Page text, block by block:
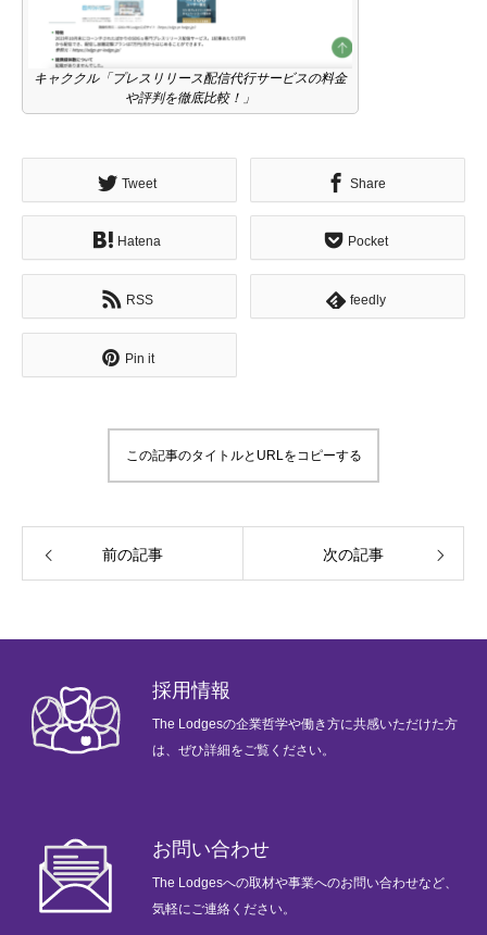
ホーム
メッセージ
企業哲学
サービス
採用情報
ブログ
プライバシーポリシー
メッセージ 企業哲学
キャククル「プレスリリース配信代行サービスの料金
や評判を徹底比較！」
Tweet Share
Hatena Pocket
RSS feedly
Pin it
この記事のタイトルとURLをコピーする
前の記事 次の記事
採用情報
The Lodgesの企業哲学や働き方に共感いただけた方
は、ぜひ詳細をご覧ください。
お問い合わせ
The Lodgesへの取材や事業へのお問い合わせなど、
気軽にご連絡ください。